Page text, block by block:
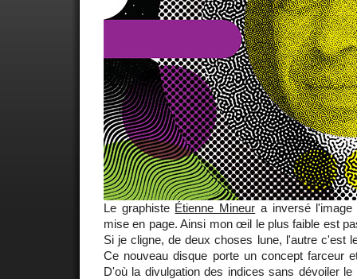
Le graphiste Étienne Mineur a inversé
mise en page. Ainsi mon œil le plus faible est
Si je cligne, de deux choses lune, l'autre c'est
Ce nouveau disque porte un concept farceur
D'où la divulgation des indices sans dévoiler